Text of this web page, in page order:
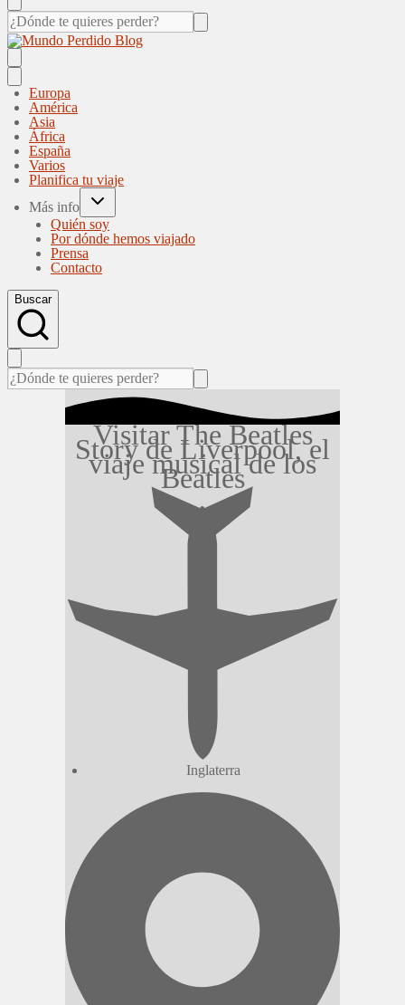
Europa
América
Asia
África
España
Varios
Planifica tu viaje
Más info
Quién soy
Por dónde hemos viajado
Prensa
Contacto
Buscar
Visitar The Beatles
Story de Liverpool, el
viaje musical de los
Beatles
Inglaterra